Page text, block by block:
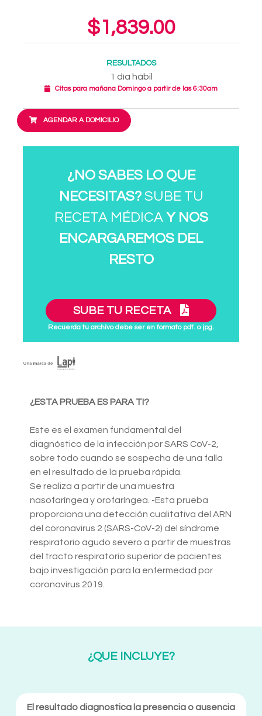
$1,839.00
RESULTADOS
1 día hábil
Citas para mañana Domingo a partir de las 6:30am
AGENDAR A DOMICILIO
¿NO SABES LO QUE
NECESITAS?SUBE TU
RECETA MÉDICA Y NOS
ENCARGAREMOS DEL
RESTO
SUBE TU RECETA
Recuerda tu archivo debe ser en formato pdf. o jpg.
¿ESTA PRUEBA ES PARA TI?
Este es el examen fundamental del
diagnóstico de la infección por SARS CoV-2,
sobre todo cuando se sospecha de una falla
en el resultado de la prueba rápida.
Se realiza a partir de una muestra
nasofaríngea y orofaríngea. -Esta prueba
proporciona una detección cualitativa del ARN
del coronavirus 2 (SARS-CoV-2) del síndrome
respiratorio agudo severo a partir de muestras
del tracto respiratorio superior de pacientes
bajo investigación para la enfermedad por
coronavirus 2019.
¿QUE INCLUYE?
El resultado diagnostica la presencia o ausencia